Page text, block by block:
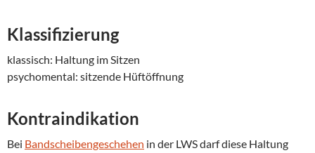
Klassifizierung
klassisch: Haltung im Sitzen
psychomental: sitzende Hüftöffnung
Kontraindikation
Bei Bandscheibengeschehen in der LWS darf diese Haltung